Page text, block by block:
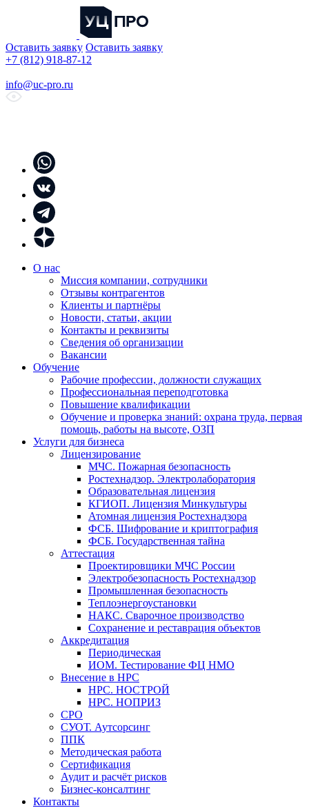
Оставить заявку Оставить заявку
+7 (812) 918-87-12
info@uc-pro.ru
О нас
Миссия компании, сотрудники
Отзывы контрагентов
Клиенты и партнёры
Новости, статьи, акции
Контакты и реквизиты
Сведения об организации
Вакансии
Обучение
Рабочие профессии, должности служащих
Профессиональная переподготовка
Повышение квалификации
Обучение и проверка знаний: охрана труда, первая
помощь, работы на высоте, ОЗП
Услуги для бизнеса
Лицензирование
МЧС. Пожарная безопасность
Ростехнадзор. Электролаборатория
Образовательная лицензия
КГИОП. Лицензия Минкультуры
Атомная лицензия Ростехнадзора
ФСБ. Шифрование и криптография
ФСБ. Государственная тайна
Аттестация
Проектировщики МЧС России
Электробезопасность Ростехнадзор
Промышленная безопасность
Теплоэнергоустановки
НАКС. Сварочное производство
Сохранение и реставрация объектов
Аккредитация
Периодическая
ИОМ. Тестирование ФЦ НМО
Внесение в НРС
НРС. НОСТРОЙ
НРС. НОПРИЗ
СРО
СУОТ. Аутсорсинг
ППК
Методическая работа
Сертификация
Аудит и расчёт рисков
Бизнес-консалтинг
Контакты